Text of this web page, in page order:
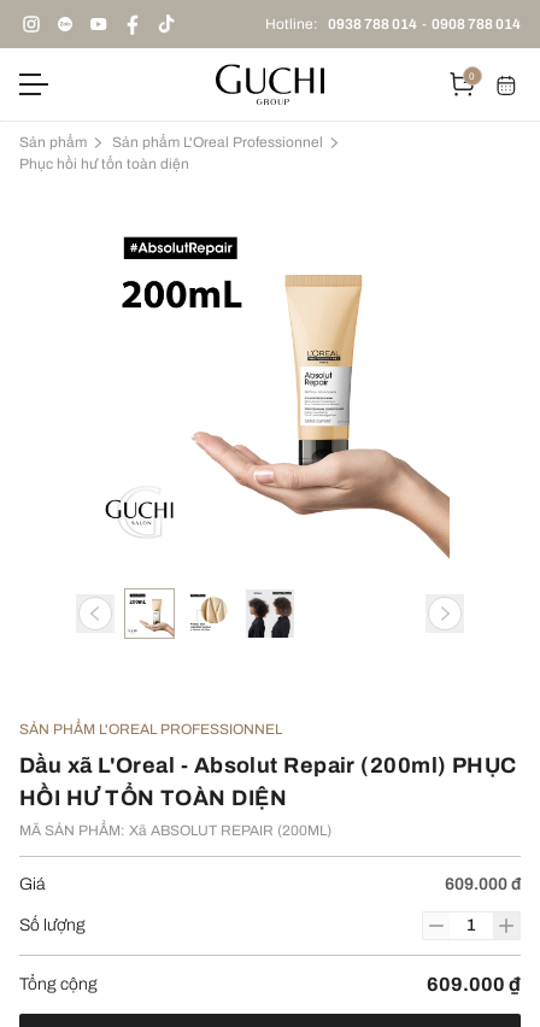
Hotline: 0938 788 014 - 0908 788 014
0
Sản phẩm
Sản phẩm L'Oreal Professionnel
Phục hồi hư tổn toàn diện
SẢN PHẨM L'OREAL PROFESSIONNEL
Dầu xã L'Oreal - Absolut Repair (200ml) PHỤC
HỒI HƯ TỔN TOÀN DIỆN
MÃ SẢN PHẨM: Xã ABSOLUT REPAIR (200ML)
Giá 609.000 đ
Số lượng
Tổng cộng 609.000 ₫